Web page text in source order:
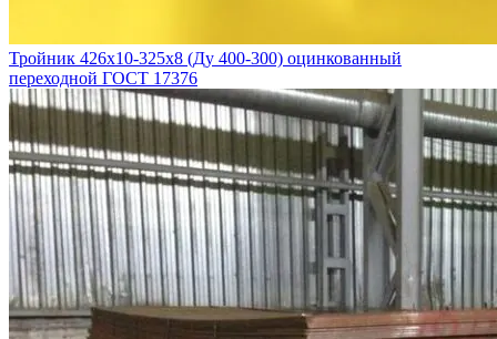
Тройник 426х10-325х8 (Ду 400-300) оцинкованный
переходной ГОСТ 17376